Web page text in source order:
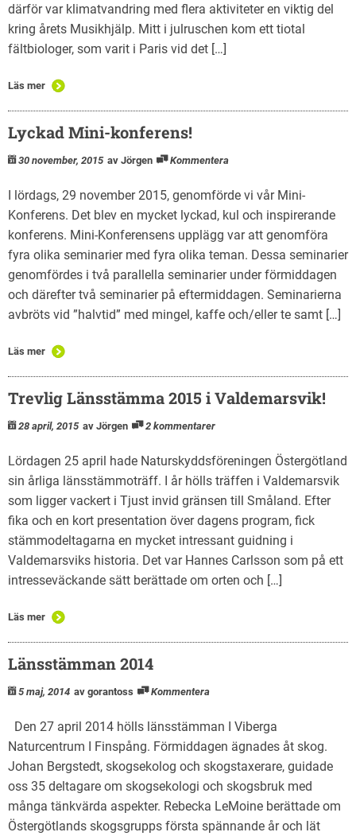
därför var klimatvandring med flera aktiviteter en viktig del
kring årets Musikhjälp. Mitt i julruschen kom ett tiotal
fältbiologer, som varit i Paris vid det […]
Läs mer
Lyckad Mini-konferens!
30 november, 2015 av Jörgen Kommentera
I lördags, 29 november 2015, genomförde vi vår Mini-
Konferens. Det blev en mycket lyckad, kul och inspirerande
konferens. Mini-Konferensens upplägg var att genomföra
fyra olika seminarier med fyra olika teman. Dessa seminarier
genomfördes i två parallella seminarier under förmiddagen
och därefter två seminarier på eftermiddagen. Seminarierna
avbröts vid ”halvtid” med mingel, kaffe och/eller te samt […]
Läs mer
Trevlig Länsstämma 2015 i Valdemarsvik!
28 april, 2015 av Jörgen 2 kommentarer
Lördagen 25 april hade Naturskyddsföreningen Östergötland
sin årliga länsstämmoträff. I år hölls träffen i Valdemarsvik
som ligger vackert i Tjust invid gränsen till Småland. Efter
fika och en kort presentation över dagens program, fick
stämmodeltagarna en mycket intressant guidning i
Valdemarsviks historia. Det var Hannes Carlsson som på ett
intresseväckande sätt berättade om orten och […]
Läs mer
Länsstämman 2014
5 maj, 2014 av gorantoss Kommentera
Den 27 april 2014 hölls länsstämman I Viberga
Naturcentrum I Finspång. Förmiddagen ägnades åt skog.
Johan Bergstedt, skogsekolog och skogstaxerare, guidade
oss 35 deltagare om skogsekologi och skogsbruk med
många tänkvärda aspekter. Rebecka LeMoine berättade om
Östergötlands skogsgrupps första spännande år och lät